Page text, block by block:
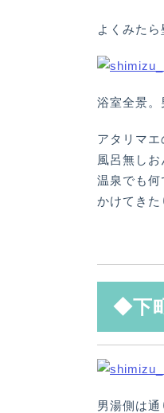
よくみたら
浴室全景。
アタリマエ
風呂無し
温泉でも何
かけてきた
◆下
男湯側は通